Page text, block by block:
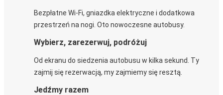
Bezpłatne Wi-Fi, gniazdka elektryczne i dodatkowa
przestrzeń na nogi. Oto nowoczesne autobusy.
Wybierz, zarezerwuj, podróżuj
Od ekranu do siedzenia autobusu w kilka sekund. Ty
zajmij się rezerwacją, my zajmiemy się resztą.
Jedźmy razem